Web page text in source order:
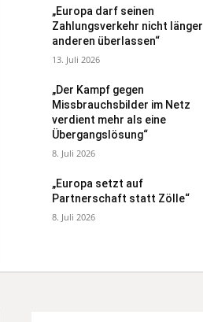
„Europa darf seinen
Zahlungsverkehr nicht länger
anderen überlassen“
13. Juli 2026
„Der Kampf gegen
Missbrauchsbilder im Netz
verdient mehr als eine
Übergangslösung“
8. Juli 2026
„Europa setzt auf
Partnerschaft statt Zölle“
8. Juli 2026